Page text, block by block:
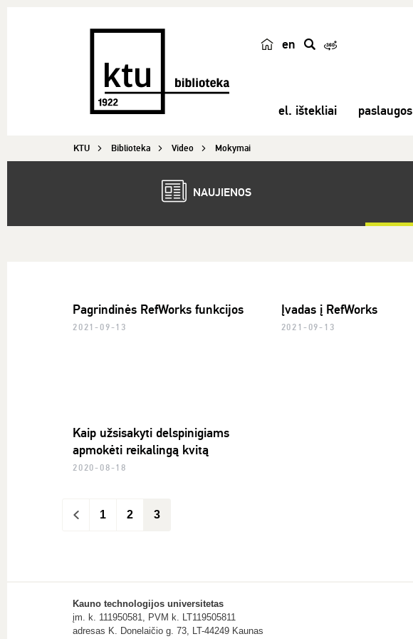
en
e
el. ištekliai paslaugos
KTU Biblioteka Video Mokymai
NAUJIENOS
Pagrindinės RefWorks funkcijos
2021-09-13
Įvadas į RefWorks
2021-09-13
Kaip užsisakyti delspinigiams
apmokėti reikalingą kvitą
2020-08-18
< 1 2 3
Kauno technologijos universitetas
įm. k. 111950581, PVM k. LT119505811
adresas K. Donelaičio g. 73, LT-44249 Kaunas